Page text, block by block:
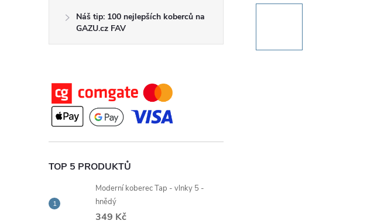
í
p
a
n
e
l
Náš tip: 100 nejlepších koberců na
GAZU.cz FAV
TOP 5 PRODUKTŮ
Moderní koberec Tap - vlnky 5 -
hnědý
349 Kč